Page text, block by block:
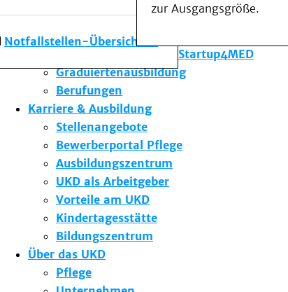
Notfallstellen-Übersicht
zur Ausgangsgröße.
Forschung am UKD
Studium & Lehre
Gründungsförderung Startup4MED
Graduiertenausbildung
Berufungen
Karriere & Ausbildung
Stellenangebote
Bewerberportal Pflege
Ausbildungszentrum
UKD als Arbeitgeber
Vorteile am UKD
Kindertagesstätte
Bildungszentrum
Über das UKD
Pflege